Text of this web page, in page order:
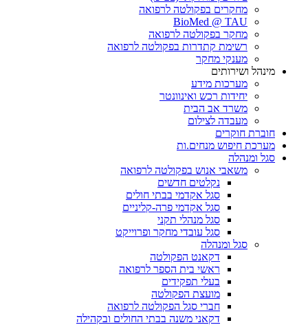
מחקרים בפקולטה לרפואה
BioMed @ TAU
מחקר בפקולטה לרפואה
רשימת קתדרות בפקולטה לרפואה
מענקי מחקר
מינהל ושירותים
מערכות מידע
יחידות רכש ואינוונטר
משרד אב הבית
מעבדה לצילום
חוברת חוקרים
מערכת חיפוש מנחים.ות
סגל ומנהלה
משאבי אנוש בפקולטה לרפואה
נקלטים חדשים
סגל אקדמי בבתי חולים
סגל אקדמי פרה-קליניים
סגל מנהלי תקני
סגל עובדי מחקר ופרוייקט
סגל ומנהלה
דקאנט הפקולטה
ראשי בית הספר לרפואה
בעלי תפקידים
מועצת הפקולטה
חברי סגל הפקולטה לרפואה
דקאני משנה בבתי החולים ובקהילה